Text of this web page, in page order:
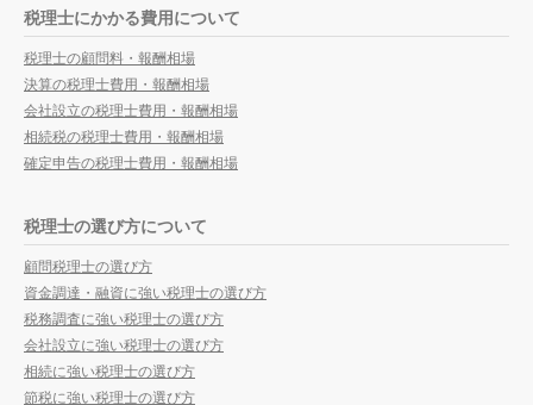
税理士にかかる費用について
税理士の顧問料・報酬相場
決算の税理士費用・報酬相場
会社設立の税理士費用・報酬相場
相続税の税理士費用・報酬相場
確定申告の税理士費用・報酬相場
税理士の選び方について
顧問税理士の選び方
資金調達・融資に強い税理士の選び方
税務調査に強い税理士の選び方
会社設立に強い税理士の選び方
相続に強い税理士の選び方
節税に強い税理士の選び方